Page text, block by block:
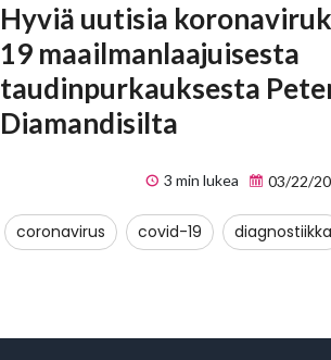
Hyviä uutisia
19 maailmanlaajuisesta
taudinpurkauksesta
Diamandisilta
3 min lukea 03/22/
coronavirus covid-19 diagnostiikka